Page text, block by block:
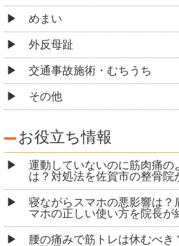
めまい
外反母趾
交通事故施術・むちうち
その他
お役立ち情報
運動していないのに筋肉痛の
は？対処法を佐賀市の整骨院
寝ながらスマホの悪影響は？
マホの正しい使い方を院長が
腰の痛みで筋トレは休むべき